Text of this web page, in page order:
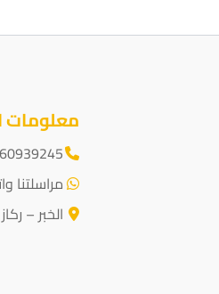
معلومات
مراسلتنا
الخبر – ركاز